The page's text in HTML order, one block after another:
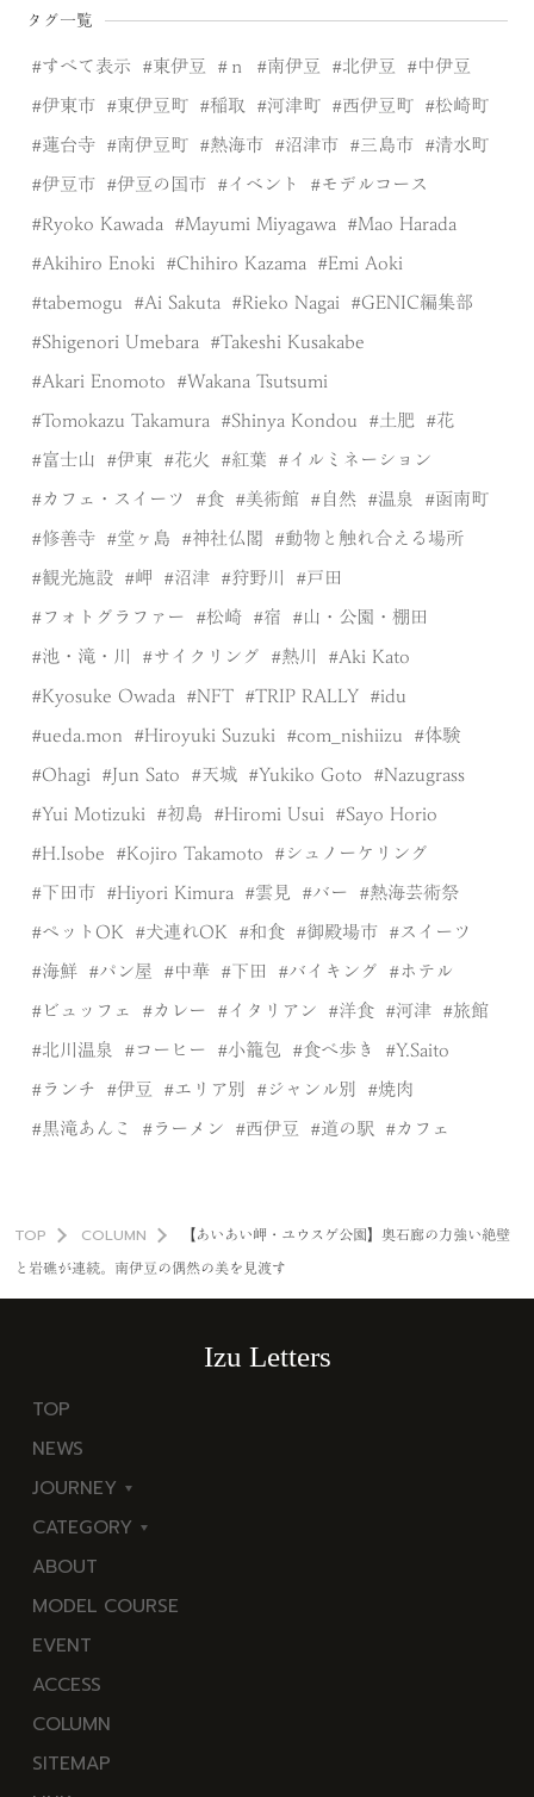
タグ一覧
すべて表示 東伊豆 ｎ 南伊豆 北伊豆 中伊豆
伊東市 東伊豆町 稲取 河津町 西伊豆町 松崎町
蓮台寺 南伊豆町 熱海市 沼津市 三島市 清水町
伊豆市 伊豆の国市 イベント モデルコース
Ryoko Kawada Mayumi Miyagawa Mao Harada
Akihiro Enoki Chihiro Kazama Emi Aoki
tabemogu Ai Sakuta Rieko Nagai GENIC編集部
Shigenori Umebara Takeshi Kusakabe
Akari Enomoto Wakana Tsutsumi
Tomokazu Takamura Shinya Kondou 土肥 花
富士山 伊東 花火 紅葉 イルミネーション
カフェ・スイーツ 食 美術館 自然 温泉 函南町
修善寺 堂ヶ島 神社仏閣 動物と触れ合える場所
観光施設 岬 沼津 狩野川 戸田
フォトグラファー 松崎 宿 山・公園・棚田
池・滝・川 サイクリング 熱川 Aki Kato
Kyosuke Owada NFT TRIP RALLY idu
ueda.mon Hiroyuki Suzuki com_nishiizu 体験
Ohagi Jun Sato 天城 Yukiko Goto Nazugrass
Yui Motizuki 初島 Hiromi Usui Sayo Horio
H.Isobe Kojiro Takamoto シュノーケリング
下田市 Hiyori Kimura 雲見 バー 熱海芸術祭
ペットOK 犬連れOK 和食 御殿場市 スイーツ
海鮮 パン屋 中華 下田 バイキング ホテル
ビュッフェ カレー イタリアン 洋食 河津 旅館
北川温泉 コーヒー 小籠包 食べ歩き Y.Saito
ランチ 伊豆 エリア別 ジャンル別 焼肉
黒滝あんこ ラーメン 西伊豆 道の駅 カフェ
TOP COLUMN 【あいあい岬・ユウスゲ公園】奥石廊の力強い絶壁
と岩礁が連続。南伊豆の偶然の美を見渡す
Izu Letters
TOP
NEWS
JOURNEY
東
伊
豆
西
伊
豆
南
CATEGORY
海
岬
温
泉
花
池・
ABOUT
MODEL COURSE
EVENT
ACCESS
COLUMN
SITEMAP